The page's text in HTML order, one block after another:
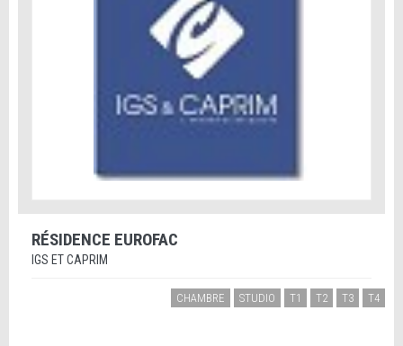
RÉSIDENCE EUROFAC
IGS ET CAPRIM
CHAMBRE STUDIO T1 T2 T3 T4